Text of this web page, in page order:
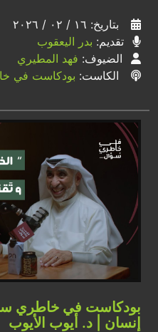
بتاريخ: ١٦ / ٠٢ / ٢٠٢٦
تقديم: بدر اليعقوب
الضيوف: فهد المطيري
الكاست: بودكاست في
إنسان | د. أيوب الأيوب